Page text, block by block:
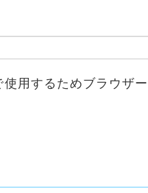
使用するためブラウザ